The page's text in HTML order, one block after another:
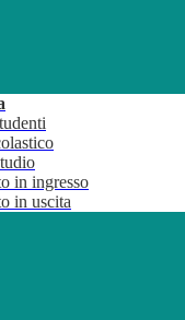
in ingresso
in uscita